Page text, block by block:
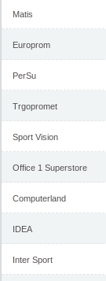
Matis
Europrom
PerSu
Trgopromet
Sport Vision
Office 1 Superstore
Computerland
IDEA
Inter Sport